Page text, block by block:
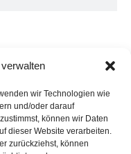
wir Technologien wie
und/oder darauf
können wir Daten
dieser Website verarbeiten.
zurückziehst, können
in diesem
Kommentar